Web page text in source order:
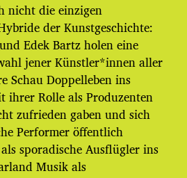
nicht die einzigen
der Kunstgeschichte:
Edek Bartz holen eine
jener Künstler*innen aller
Schau Doppelleben ins
ihrer Rolle als Produzenten
zufrieden gaben und sich
Performer öffentlich
sporadische Ausflügler ins
Musik als